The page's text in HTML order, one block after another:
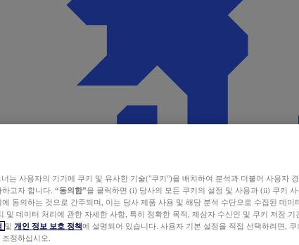
너는 사용자의 기기에 쿠키 및 유사한 기술("쿠키")을 배치하여 분석과 더불어 사용자
고자 합니다. “동의함”을 클릭하면 (i) 당사의 모든 쿠키의 설정 및 사용과 (ii) 쿠키 사
동의하는 것으로 간주되며, 이는 당사 제품 사용 및 해당 분석 수단으로 수집된 데이
및 데이터 처리에 관한 자세한 사항, 특히 정확한 목적, 제삼자 수신인 및 쿠키 저장 기
및 개인 정보 보호 정책에 설명되어 있습니다. 사용자 기본 설정을 직접 선택하려면, 쿠
정하십시오.